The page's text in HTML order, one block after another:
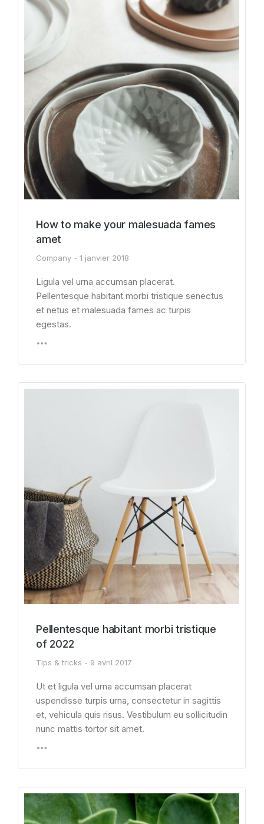
How to make your malesuada fames
amet
Company 1 janvier 2018
Ligula vel urna accumsan placerat.
Pellentesque habitant morbi tristique senectus
et netus et malesuada fames ac turpis
egestas.
Pellentesque habitant morbi tristique
of 2022
Tips & tricks 9 avril 2017
Ut et ligula vel urna accumsan placerat
uspendisse turpis urna, consectetur in sagittis
et, vehicula quis risus. Vestibulum eu sollicitudin
nunc mattis tortor sit amet.